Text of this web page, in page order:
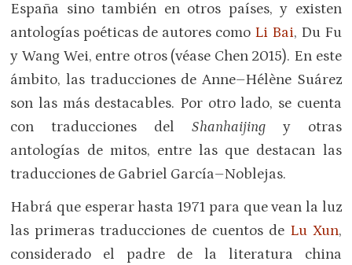
España sino también en otros países, y existen
antologías poéticas de autores como Li Bai, Du Fu
y Wang Wei, entre otros (véase Chen 2015). En este
ámbito, las traducciones de Anne–Hélène Suárez
son las más destacables. Por otro lado, se cuenta
con traducciones del Shanhaijing y otras
antologías de mitos, entre las que destacan las
traducciones de Gabriel García–Noblejas.
Habrá que esperar hasta 1971 para que vean la luz
las primeras traducciones de cuentos de Lu Xun,
considerado el padre de la literatura china